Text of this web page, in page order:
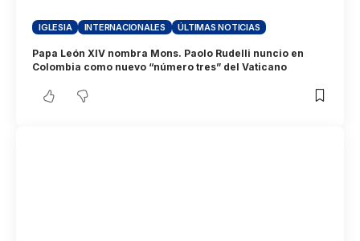
IGLESIA INTERNACIONALES ÚLTIMAS NOTICIAS
Papa León XIV nombra Mons. Paolo Rudelli nuncio en
Colombia como nuevo “número tres” del Vaticano